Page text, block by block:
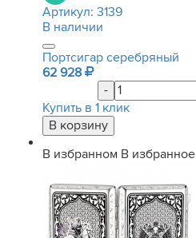
Артикул: 3139
В наличии
Портсигар серебряный
62 928
-
Купить в 1 клик
В избранном В избранное